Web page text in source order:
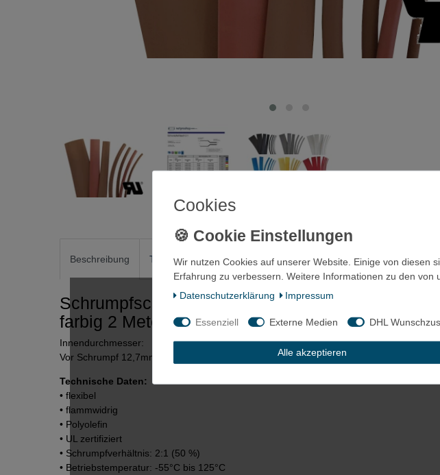
Beschreibung Technische Daten Weitere Details Fragen? Zubehör
Schrumpfschlauch 12,7m 2:1 Polyolefin 125°C UL
farbig 2 Meter
Innendurchmesser:
Vor Schrumpf 12,7mm / Nach Schrumpf 6mm / Wandstärke 0,72mm
Technische Daten:
• flexibel
• flammwidrig
• Polyolefin
• UL zertifiziert
• Schrumpfverhältnis: 2:1 (50 %)
• Betriebstemperatur: -55°C bis 125°C
Cookies
Wir nutzen Cookies auf unserer Website. Einige von diesen
Erfahrung zu verbessern. Weitere Informationen zu den
Daten­schutz­erklärung
Impressum
Essenziell Externe Medien DHL
Alle akzeptieren